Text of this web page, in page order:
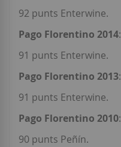
92 punts Enterwine.
Pago Florentino 2014:
91 punts Enterwine.
Pago Florentino 2013:
91 punts Enterwine.
Pago Florentino 2010:
90 punts Peñín.